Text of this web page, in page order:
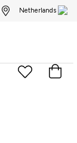
Netherlands